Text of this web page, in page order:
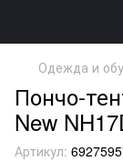
Одежда и
Пончо-
New
Артикул: